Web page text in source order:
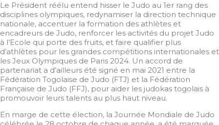
Le Président réélu entend hisser le Judo au 1er rang des
disciplines olympiques, redynamiser la direction technique
nationale, accentuer la formation des athlètes et
encadreurs de Judo, renforcer les activités du projet Judo
à l’Ecole qui porte des fruits, et faire qualifier plus
d’athlètes pour les grandes compétitions internationales et
les Jeux Olympiques de Paris 2024. Un accord de
partenariat a d’ailleurs été signé en mai 2021 entre la
Fédération Togolaise de Judo (FTJ) et la Fédération
Française de Judo (FFJ), pour aider les judokas togolais à
promouvoir leurs talents au plus haut niveau.
En marge de cette élection, la Journée Mondiale de Judo